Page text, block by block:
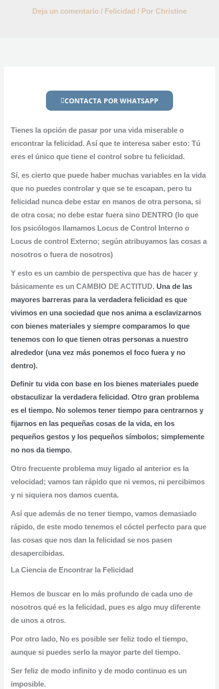
Deja un comentario / Felicidad / Por Christine
CONTACTA POR WHATSAPP
Tienes la opción de pasar por una vida miserable o
encontrar la felicidad. Así que te interesa saber esto:Tú
eres el único que tiene el control sobre tu felicidad.
Sí, es cierto que puede haber muchas variables en la vida
que no puedes controlar y que se te escapan, pero tu
felicidad nunca debe estar en manos de otra persona, si
de otra cosa; no debe estar fuera sino DENTRO (lo que
los psicólogos llamamos Locus de Control Interno o
Locus de control Externo; según atribuyamos las cosas a
nosotros o fuera de nosotros)
Y esto es uncambio de perspectivaque has de hacer y
básicamente es unCAMBIO DE ACTITUD. Una de las
mayores barreras para la verdadera felicidad es que
vivimos en una sociedad que nos anima a esclavizarnos
con bienes materiales y siempre comparamos lo que
tenemos con lo que tienen otras personas a nuestro
alrededor (una vez más ponemos el foco fuera y no
dentro).
Definir tu vida con base en los bienes materiales puede
obstaculizar la verdadera felicidad. Otro gran problema
es el tiempo. No solemos tener tiempo para centrarnos y
fijarnos en las pequeñas cosas de la vida, en los
pequeños gestos y los pequeños símbolos; simplemente
no nos da tiempo.
Otro frecuente problema muy ligado al anterior es la
velocidad; vamos tan rápido que ni vemos, ni percibimos
y ni siquiera nos damos cuenta.
Así que además de no tener tiempo, vamos demasiado
rápido, de este modo tenemos el cóctel perfecto para que
las cosas que nos dan la felicidad se nos pasen
desapercibidas.
La Ciencia de Encontrar la Felicidad
Hemos de buscar en lo más profundo de cada uno de
nosotros qué es la felicidad, pues es algo muy diferente
de unos a otros.
Por otro lado, No es posible ser feliz todo el tiempo,
aunque si puedes serlo la mayor parte del tiempo.
Ser feliz de modo infinito y de modo continuo es un
imposible.